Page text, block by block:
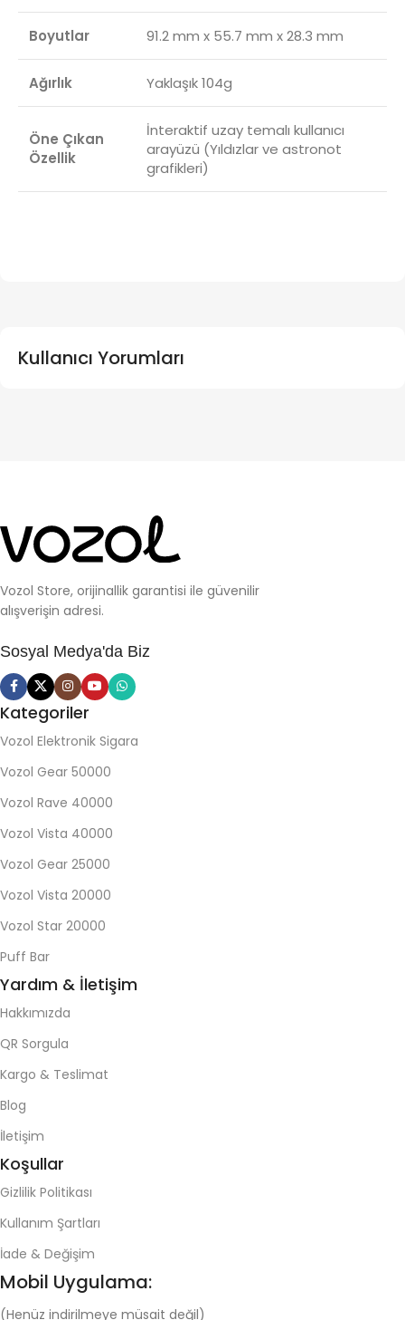
Boyutlar 91.2 mm x 55.7 mm x 28.3 mm
Ağırlık Yaklaşık 104g
Öne Çıkan
Özellik
İnteraktif uzay temalı kullanıcı
arayüzü (Yıldızlar ve astronot
grafikleri)
Kullanıcı Yorumları
Vozol Store, orijinallik garantisi ile güvenilir
alışverişin adresi.
Sosyal Medya'da Biz
Kategoriler
Vozol Elektronik Sigara
Vozol Gear 50000
Vozol Rave 40000
Vozol Vista 40000
Vozol Gear 25000
Vozol Vista 20000
Vozol Star 20000
Puff Bar
Yardım & İletişim
Hakkımızda
QR Sorgula
Kargo & Teslimat
Blog
İletişim
Koşullar
Gizlilik Politikası
Kullanım Şartları
İade & Değişim
Mobil Uygulama:
(Henüz indirilmeye müsait değil)